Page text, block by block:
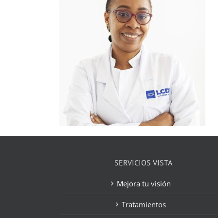
SERVICIOS VISTA
Mejora tu visión
Tratamientos